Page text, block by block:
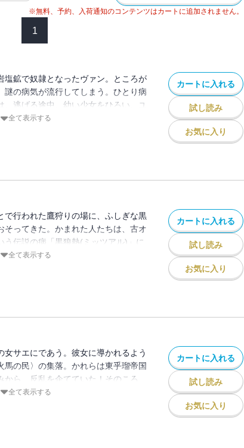
※無料、予約、入荷通知のコンテンツはカートに追加されません。
1
塩鉱で奴隷となったヴァン。ところが
謎の病気が流行してしまう。ひとり病
、逃げる途中、幼い少女をひろい、ユ
。一方、若き天才医術師ホッサルは、
全て表示する
カートに入れる
試し読み
お気に入り
で行われた鷹狩りの場に、ふしぎな黒
そってきた。かまれた人たちは、古オ
う伝説の病「黒狼熱(ミッツアル)」に
は治療のため、薬を注射しようとする
全て表示する
カートに入れる
試し読み
お気に入り
女サエにであう。彼女に導かれるよう
馬の民〉の集落。かれらは東乎瑠帝国
ら、反乱を企てていた！そのころ、
伝説の病「黒狼熱」の治療法を探す天
全て表示する
カートに入れる
試し読み
お気に入り